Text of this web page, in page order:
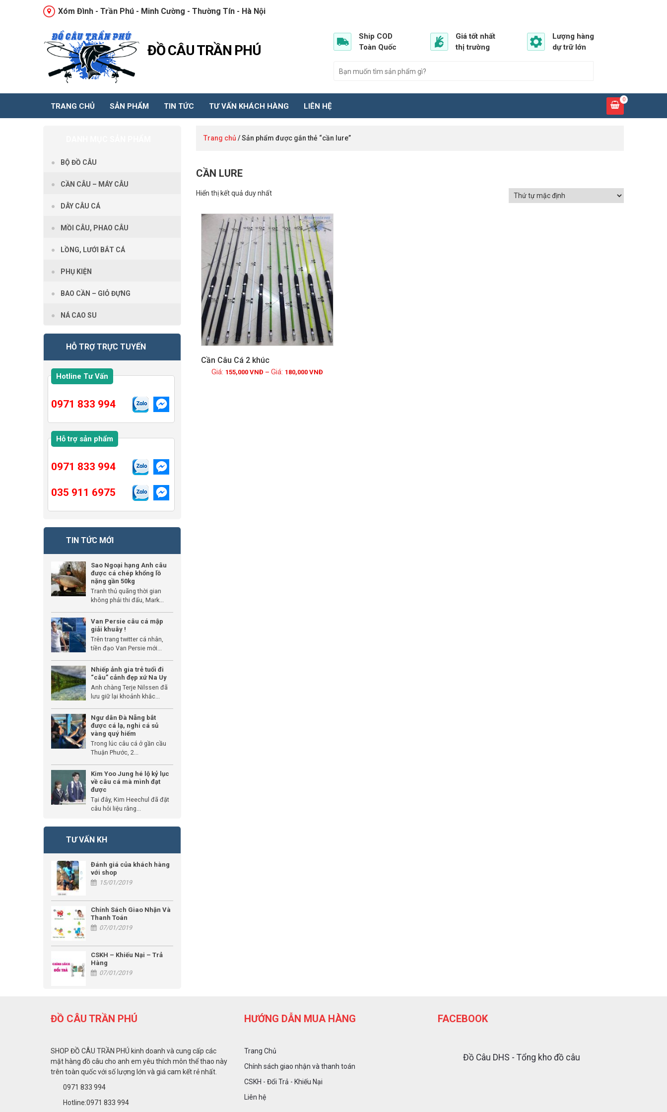
Xóm Đình - Trần Phú - Minh Cường - Thường Tín - Hà Nội
ĐỒ CÂU TRẦN PHÚ
Ship COD
Toàn Quốc
Giá tốt nhất
thị trường
Lượng hàng
dự trữ lớn
TRANG CHỦ SẢN PHẨM TIN TỨC TƯ VẤN KHÁCH HÀNG LIÊN HỆ
0
Trang chủ / Sản phẩm được gắn thẻ “cần lure”
CẦN LURE
Hiển thị kết quả duy nhất
Cần Câu Cá 2 khúc
155,000 VNĐ – 180,000 VNĐ
BỘ ĐỒ CÂU
CẦN CÂU – MÁY CÂU
DÂY CÂU CÁ
MỒI CÂU, PHAO CÂU
LỒNG, LƯỚI BẮT CÁ
PHỤ KIỆN
BAO CẦN – GIỎ ĐỰNG
NÁ CAO SU
HỖ TRỢ TRỰC TUYẾN
Hotline Tư Vấn
0971 833 994
Hỗ trợ sản phẩm
0971 833 994
035 911 6975
TIN TỨC MỚI
Sao Ngoại hạng Anh câu
được cá chép khổng lồ
nặng gần 50kg
Tranh thủ quãng thời gian
không phải thi đấu, Mark...
Van Persie câu cá mập
giải khuây !
Trên trang twitter cá nhân,
tiền đạo Van Persie mới...
Nhiếp ảnh gia trẻ tuổi đi
“câu” cảnh đẹp xứ Na Uy
Anh chàng Terje Nilssen đã
lưu giữ lại khoảnh khắc...
Ngư dân Đà Nẵng bắt
được cá lạ, nghi cá sủ
vàng quý hiếm
Trong lúc câu cá ở gần cầu
Thuận Phước, 2...
Kim Yoo Jung hé lộ kỷ lục
về câu cá mà mình đạt
được
Tại đây, Kim Heechul đã đặt
câu hỏi liệu rằng...
TƯ VẤN KH
Đánh giá của khách hàng
với shop
15/01/2019
Chính Sách Giao Nhận Và
Thanh Toán
07/01/2019
CSKH – Khiếu Nại – Trả
Hàng
07/01/2019
ĐỒ CÂU TRẦN PHÚ
SHOP ĐỒ CÂU TRẦN PHÚ kinh doanh và cung cấp các
mặt hàng đồ câu cho anh em yêu thích môn thể thao này
trên toàn quốc với số lượng lớn và giá cam kết rẻ nhất.
0971 833 994
Hotline:0971 833 994
HƯỚNG DẪN MUA HÀNG
Trang Chủ
Chính sách giao nhận và thanh toán
CSKH - Đổi Trả - Khiếu Nại
Liên hệ
FACEBOOK
Đồ Câu DHS - Tổng kho đồ câu